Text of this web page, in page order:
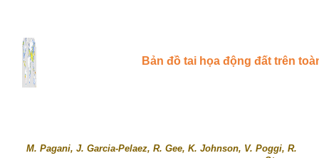
Bản đồ tai họa động đất trên
M. Pagani, J. Garcia-Pelaez, R. Gee, K. Johnson, V. Poggi, R.